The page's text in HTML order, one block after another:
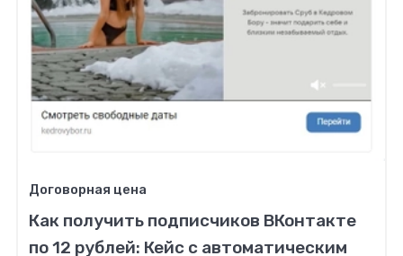
Договорная цена
Как получить подписчиков ВКонтакте
по 12 рублей: Кейс с автоматическим